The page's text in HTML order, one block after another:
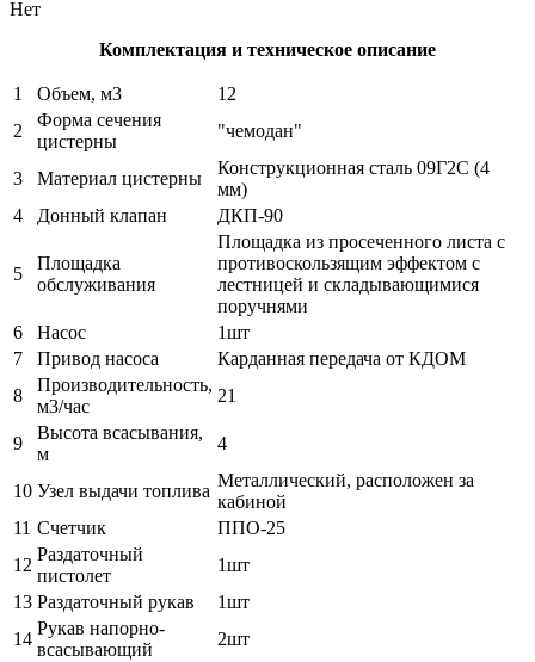
Нет
Комплектация и техническое описание
1 Объем, м3
12
2
Форма сечения
цистерны
"чемодан"
3 Материал цистерны
Конструкционная сталь 09Г2С (4
мм)
4
Донный клапан ДКП-90
5
Площадка
обслуживания
Площадка из просеченного листа с
противоскользящим эффектом с
лестницей и складывающимися
поручнями
6
Насос
1шт
7
Привод насоса
Карданная передача от КДОМ
8
Производительность,
м3/час
21
9
Высота всасывания,
м
4
10 Узел выдачи топлива
Металлический, расположен за
кабиной
11 Счетчик
ППО-25
12
Раздаточный
пистолет
1шт
13 Раздаточный рукав
1шт
14
Рукав напорно-
всасывающий
2шт